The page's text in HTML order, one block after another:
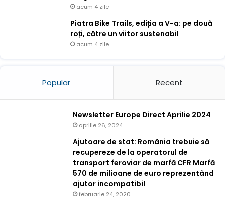
acum 4 zile
Piatra Bike Trails, ediția a V-a: pe două
roți, către un viitor sustenabil
acum 4 zile
Popular Recent
Newsletter Europe Direct Aprilie 2024
aprilie 26, 2024
Ajutoare de stat: România trebuie să
recupereze de la operatorul de
transport feroviar de marfă CFR Marfă
570 de milioane de euro reprezentând
ajutor incompatibil
februarie 24, 2020